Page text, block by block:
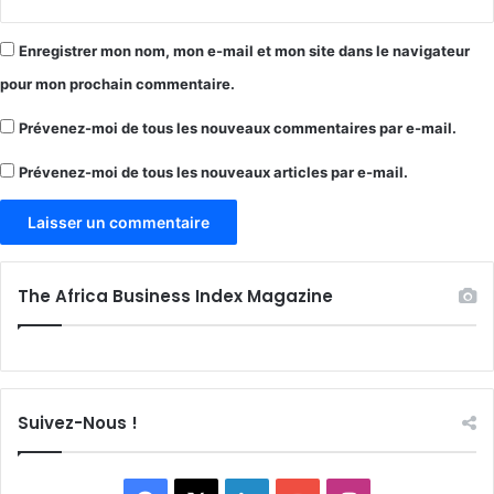
Enregistrer mon nom, mon e-mail et mon site dans le navigateur
pour mon prochain commentaire.
Prévenez-moi de tous les nouveaux commentaires par e-mail.
Prévenez-moi de tous les nouveaux articles par e-mail.
The Africa Business Index Magazine
Suivez-Nous !